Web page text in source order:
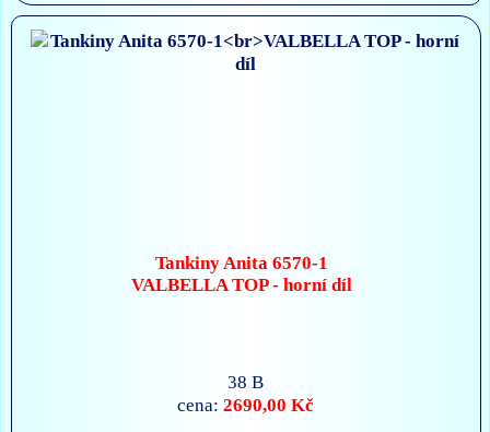
Tankiny Anita 6570-1
VALBELLA TOP - horní díl
38 B
cena:2690,00 Kč